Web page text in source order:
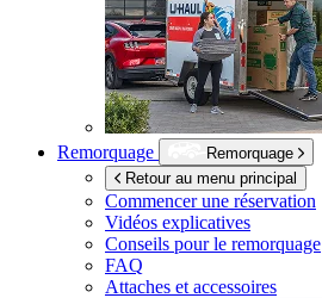
Remorquage
Remorquage
Retour au menu principal
Commencer une réservation
Vidéos explicatives
Conseils pour le remorquage
FAQ
Attaches et accessoires